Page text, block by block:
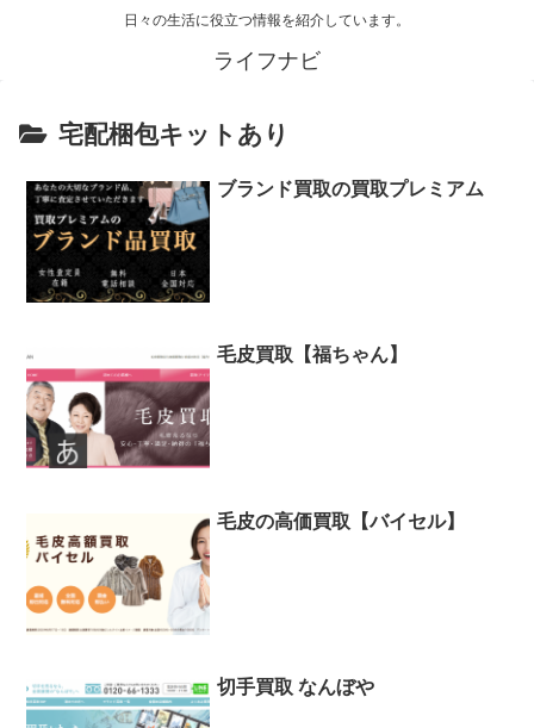
日々の生活に役立つ情報を紹介しています。
ライフナビ
宅配梱包キットあり
ブランド買取の買取プレミアム
毛皮買取【福ちゃん】
毛皮の高価買取【バイセル】
切手買取 なんぼや